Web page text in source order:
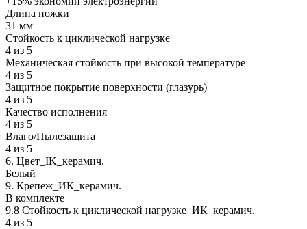
Длина ножки
31 мм
Стойкость к циклической нагрузке
4 из 5
Механическая стойкость при высокой температуре
4 из 5
Защитное покрытие поверхности (глазурь)
4 из 5
Качество исполнения
4 из 5
Влаго/Пылезащита
4 из 5
6. Цвет_IK_керамич.
Белый
9. Крепеж_ИК_керамич.
В комплекте
9.8 Стойкость к циклической нагрузке_ИК_керамич.
4 из 5